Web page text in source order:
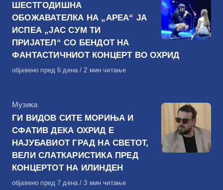
ШЕСТГОДИШНА
ОБОЖАВАТЕЛКА НА „АРЕА“ ЈА
ИСПЕА „ЈАС СУМ ТИ
ПРИЈАТЕЛ“ СО БЕНДОТ НА
ФАНТАСТИЧНИОТ КОНЦЕРТ ВО ОХРИД
Објавено
објавено пред 6 дена 2 мин читање
КАтегорија
Музика
ГИ ВИДОВ СИТЕ МОРИЊА И
СФАТИВ ДЕКА ОХРИД Е
НАЈУБАВИОТ ГРАД НА СВЕТОТ,
ВЕЛИ СЛАТКАРИСТИКА ПРЕД
КОНЦЕРТОТ НА ИЛИНДЕН
Објавено
објавено пред 7 дена 3 мин читање